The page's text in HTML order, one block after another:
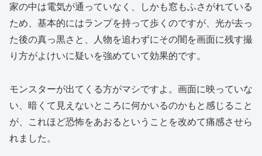
家の中は電気が通っていなく、しかも窓もふさがれている
ため、基本的にはランプを持って歩くのですが、光が去っ
た後の真っ黒さと、人物を追わずにその闇を画面に残す撮
り方がよけいに疑いを強めていて効果的です。
モンスターが出てくる方がマシですよ。画面に映っていな
い、暗くて見えないところに何かいるのかもと感じること
が、これほど恐怖をあおるということを改めて痛感させら
れました。